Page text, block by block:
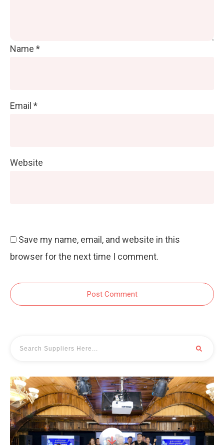
Name *
Email *
Website
Save my name, email, and website in this
browser for the next time I comment.
Post Comment